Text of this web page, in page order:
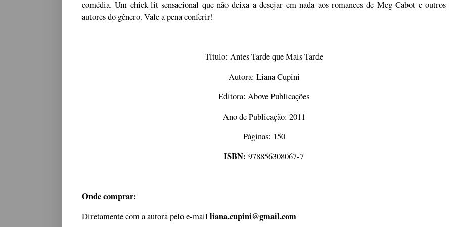
comédia. Um chick-lit sensacional que não deixa a desejar em nada aos romances de Meg Cabot e outros
autores do gênero. Vale a pena conferir!
Título: Antes Tarde que Mais Tarde
Autora: Liana Cupini
Editora: Above Publicações
Ano de Publicação: 2011
Páginas: 150
ISBN: 978856308067-7
Onde comprar:
Diretamente com a autora pelo e-mail liana.cupini@gmail.com